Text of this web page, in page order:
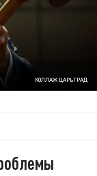
КОЛЛАЖ ЦАРЬГРАД